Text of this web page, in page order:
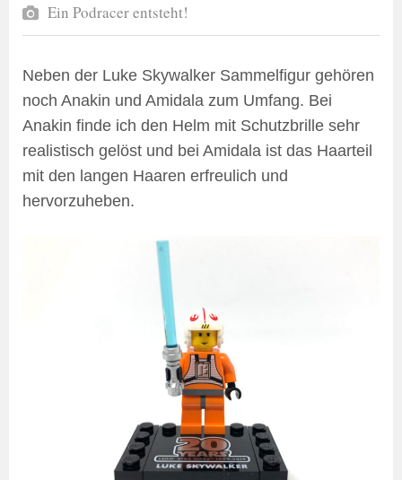
Ein Podracer entsteht!
Neben der Luke Skywalker Sammelfigur gehören
noch Anakin und Amidala zum Umfang. Bei
Anakin finde ich den Helm mit Schutzbrille sehr
realistisch gelöst und bei Amidala ist das Haarteil
mit den langen Haaren erfreulich und
hervorzuheben.